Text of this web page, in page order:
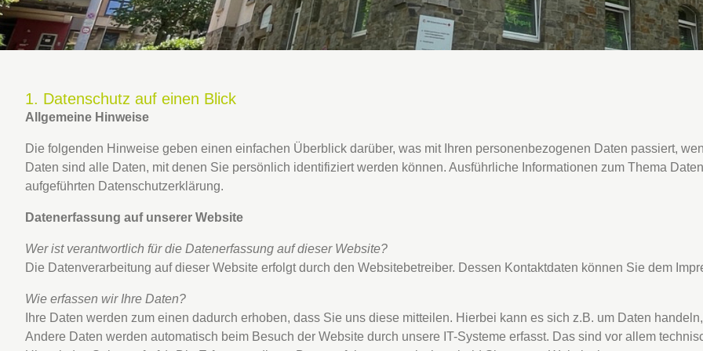
1. Datenschutz auf einen Blick
Allgemeine Hinweise
Die folgenden Hinweise geben einen einfachen Überblick darüber, was mit Ihren personenbezogenen Daten passiert,
Daten sind alle Daten, mit denen Sie persönlich identifiziert werden können. Ausführliche Informationen zum Thema
aufgeführten Datenschutzerklärung.
Datenerfassung auf unserer Website
Wer ist verantwortlich für die Datenerfassung auf dieser Website?
Die Datenverarbeitung auf dieser Website erfolgt durch den Websitebetreiber. Dessen Kontaktdaten können Sie dem
Wie erfassen wir Ihre Daten?
Ihre Daten werden zum einen dadurch erhoben, dass Sie uns diese mitteilen. Hierbei kann es sich z.B. um Daten
Andere Daten werden automatisch beim Besuch der Website durch unsere IT-Systeme erfasst. Das sind vor allem